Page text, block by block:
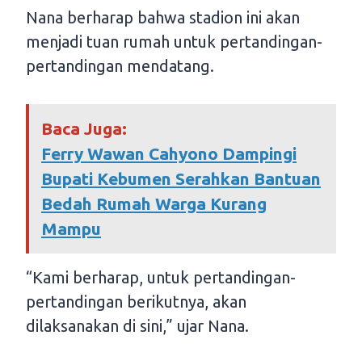
Nana berharap bahwa stadion ini akan
menjadi tuan rumah untuk pertandingan-
pertandingan mendatang.
Baca Juga:
Ferry Wawan Cahyono Dampingi
Bupati Kebumen Serahkan Bantuan
Bedah Rumah Warga Kurang
Mampu
“Kami berharap, untuk pertandingan-
pertandingan berikutnya, akan
dilaksanakan di sini,” ujar Nana.